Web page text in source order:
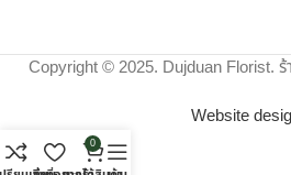
Copyright © 2025. Dujduan Florist.
Website
0